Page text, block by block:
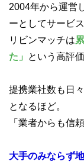
2004年から運営
ーとしてサービ
リビンマッチは
た」
という高評
提携業社数も日
となるほど。
「業者からも信
大手のみならず